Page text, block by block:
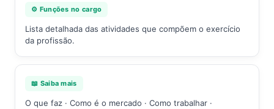
⚙️ Funções no cargo
Lista detalhada das atividades que compõem o exercício
da profissão.
📖 Saiba mais
O que faz · Como é o mercado · Como trabalhar ·